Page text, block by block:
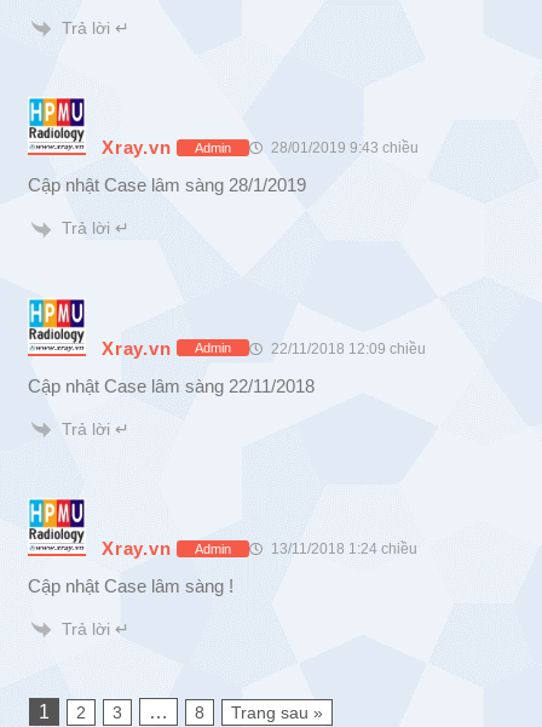
Trả lời ↵
Xray.vn Admin 28/01/2019 9:43 chiều
Cập nhật Case lâm sàng 28/1/2019
Trả lời ↵
Xray.vn Admin 22/11/2018 12:09 chiều
Cập nhật Case lâm sàng 22/11/2018
Trả lời ↵
Xray.vn Admin 13/11/2018 1:24 chiều
Cập nhật Case lâm sàng !
Trả lời ↵
1 2 3 … 8 Trang sau »